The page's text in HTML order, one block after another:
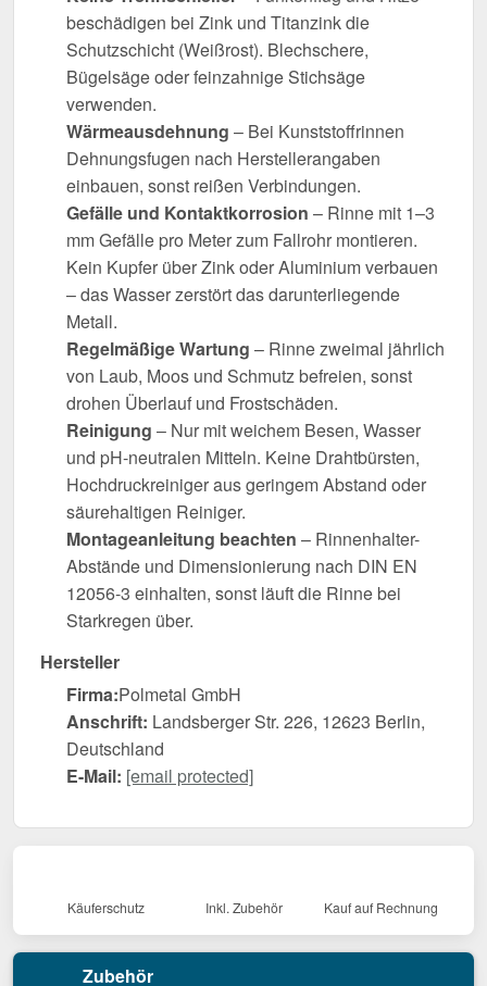
beschädigen bei Zink und Titanzink die
Schutzschicht (Weißrost). Blechschere,
Bügelsäge oder feinzahnige Stichsäge
verwenden.
Wärmeausdehnung – Bei Kunststoffrinnen
Dehnungsfugen nach Herstellerangaben
einbauen, sonst reißen Verbindungen.
Gefälle und Kontaktkorrosion – Rinne mit 1–3
mm Gefälle pro Meter zum Fallrohr montieren.
Kein Kupfer über Zink oder Aluminium verbauen
– das Wasser zerstört das darunterliegende
Metall.
Regelmäßige Wartung – Rinne zweimal jährlich
von Laub, Moos und Schmutz befreien, sonst
drohen Überlauf und Frostschäden.
Reinigung – Nur mit weichem Besen, Wasser
und pH-neutralen Mitteln. Keine Drahtbürsten,
Hochdruckreiniger aus geringem Abstand oder
säurehaltigen Reiniger.
Montageanleitung beachten – Rinnenhalter-
Abstände und Dimensionierung nach DIN EN
12056-3 einhalten, sonst läuft die Rinne bei
Starkregen über.
Hersteller
Firma:Polmetal GmbH
Anschrift: Landsberger Str. 226, 12623 Berlin,
Deutschland
E-Mail: [email protected]
Käuferschutz Inkl. Zubehör Kauf auf Rechnung
Zubehör